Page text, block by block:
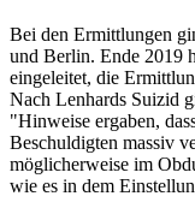
Bei den Ermittlungen
und Berlin. Ende 2019
eingeleitet, die
Nach Lenhards Suizid
"Hinweise ergaben,
Beschuldigten massiv
möglicherweise im
wie es in dem